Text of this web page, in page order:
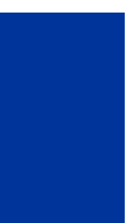
глухих